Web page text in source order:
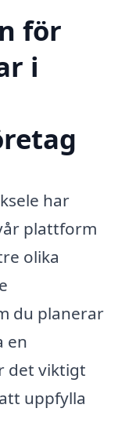
för
i
har
plattform
olika
du planerar
en
det viktigt
uppfylla